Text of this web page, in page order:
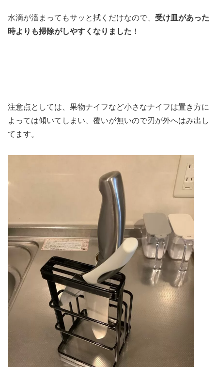
水滴が溜まってもサッと拭くだけなので、 受け皿があった
時よりも掃除がしやすくなりました ！
注意点としては、果物ナイフなど小さなナイフは置き方に
よっては傾いてしまい、覆いが無いので刃が外へはみ出し
てます。